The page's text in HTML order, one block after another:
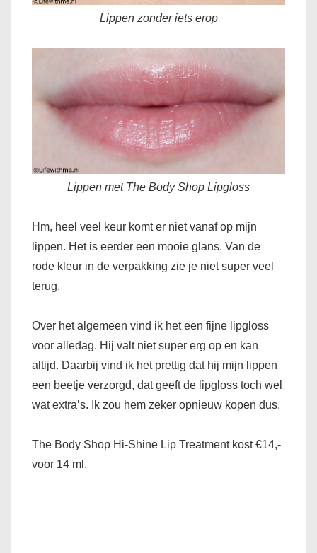
Lippen zonder iets erop
Lippen met The Body Shop Lipgloss
Hm, heel veel keur komt er niet vanaf op mijn
lippen. Het is eerder een mooie glans. Van de
rode kleur in de verpakking zie je niet super veel
terug.
Over het algemeen vind ik het een fijne lipgloss
voor alledag. Hij valt niet super erg op en kan
altijd. Daarbij vind ik het prettig dat hij mijn lippen
een beetje verzorgd, dat geeft de lipgloss toch wel
wat extra’s. Ik zou hem zeker opnieuw kopen dus.
The Body Shop Hi-Shine Lip Treatment kost €14,-
voor 14 ml.